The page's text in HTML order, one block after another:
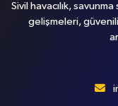
Sivil havacılık,
gelişmeleri,